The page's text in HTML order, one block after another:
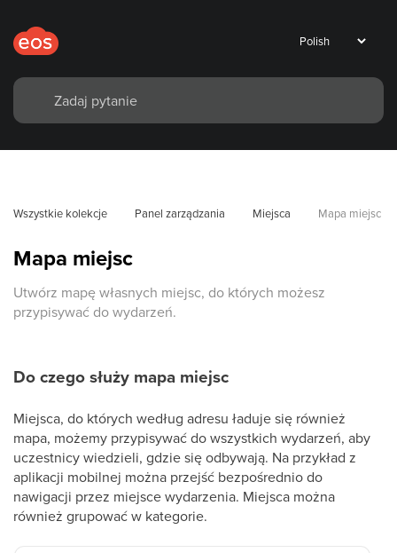
Wszystkie kolekcje Panel zarządzania Miejsca Mapa miejsc
Mapa miejsc
Utwórz mapę własnych miejsc, do których możesz
przypisywać do wydarzeń.
Do czego służy mapa miejsc
Miejsca, do których według adresu ładuje się również
mapa, możemy przypisywać do wszystkich wydarzeń, aby
uczestnicy wiedzieli, gdzie się odbywają. Na przykład z
aplikacji mobilnej można przejść bezpośrednio do
nawigacji przez miejsce wydarzenia. Miejsca można
również grupować w kategorie.